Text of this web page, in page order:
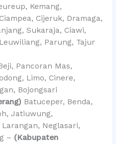
Kemang,
Cijeruk, Dramaga,
Sukaraja, Ciawi,
Parung, Tajur
Pancoran Mas,
Limo, Cinere,
Bojongsari
Batuceper, Benda,
Jatiuwung,
Neglasari,
– (Kabupaten